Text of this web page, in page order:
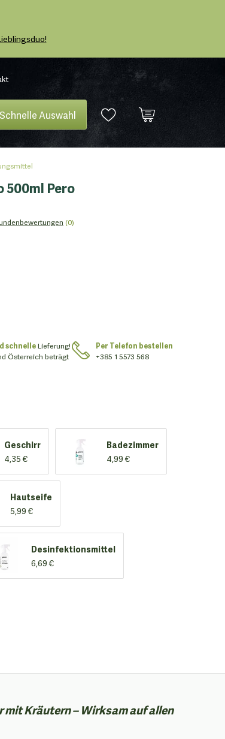
Schnelle Auswahl
500ml Pero
(0)
schnelleLieferung!
Österreich beträgt
Per Telefon bestellen
+385 1 5573 568
Geschirr
4,35 €
Badezimmer
4,99 €
Hautseife
5,99 €
Desinfektionsmittel
6,69 €
Kräutern – Wirksam auf allen